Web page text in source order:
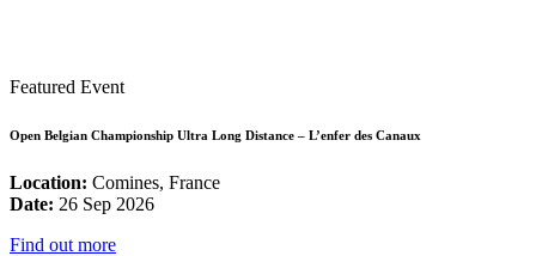
Featured Event
Open Belgian Championship Ultra Long Distance – L’enfer des Canaux
Location: Comines, France
Date: 26 Sep 2026
Find out more